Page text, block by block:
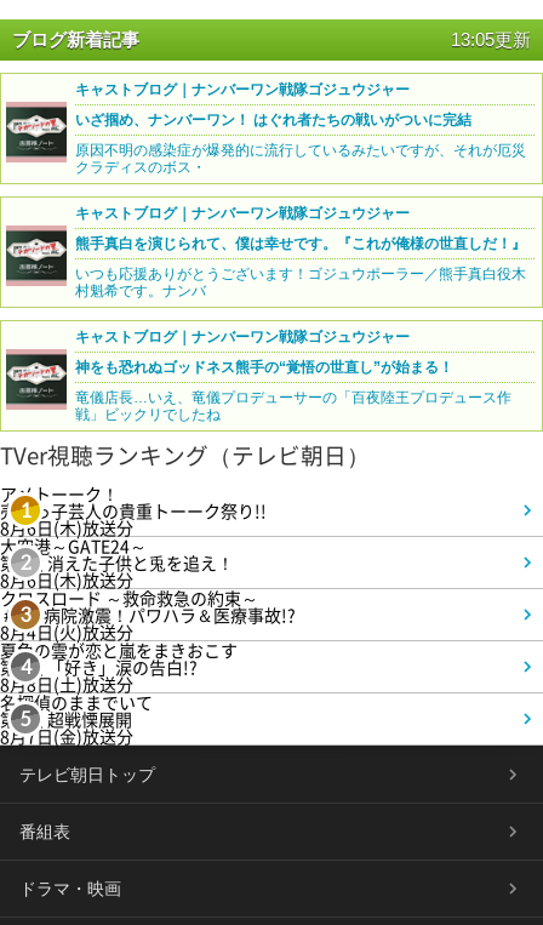
ブログ新着記事 13:05更新
キャストブログ｜ナンバーワン戦隊ゴジュウジャー
いざ掴め、ナンバーワン！ はぐれ者たちの戦いがついに完結
原因不明の感染症が爆発的に流行しているみたいですが、それが厄災
クラディスのボス・
キャストブログ｜ナンバーワン戦隊ゴジュウジャー
熊手真白を演じられて、僕は幸せです。『これが俺様の世直しだ！』
いつも応援ありがとうございます！ゴジュウポーラー／熊手真白役木
村魁希です。ナンバ
キャストブログ｜ナンバーワン戦隊ゴジュウジャー
神をも恐れぬゴッドネス熊手の“覚悟の世直し”が始まる！
竜儀店長…いえ、竜儀プロデューサーの「百夜陸王プロデュース作
戦」ビックリでしたね
TVer視聴ランキング（テレビ朝日）
1
アメトーーク！
売れっ子芸人の貴重トーーク祭り!!
8月6日(木)放送分
2
大空港～GATE24～
第3話 消えた子供と兎を追え！
8月6日(木)放送分
3
クロスロード ～救命救急の約束～
＃5 病院激震！パワハラ＆医療事故!?
8月4日(火)放送分
4
夏色の雲が恋と嵐をまきおこす
第5話 「好き」涙の告白!?
8月8日(土)放送分
5
名探偵のままでいて
第4話 超戦慄展開
8月7日(金)放送分
テレビ朝日トップ
番組表
ドラマ・映画